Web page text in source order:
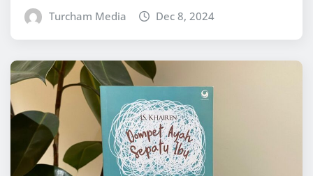
Turcham Media Dec 8, 2024